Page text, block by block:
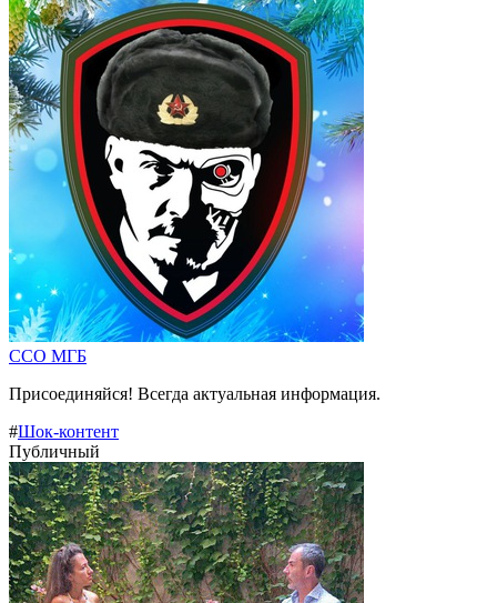
ССО МГБ
Присоединяйся! Всегда актуальная информация.
#Шок-контент
Публичный